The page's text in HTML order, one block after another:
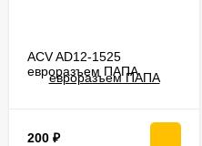
ACV AD12-1525
евроразъем ПАПА
200 ₽